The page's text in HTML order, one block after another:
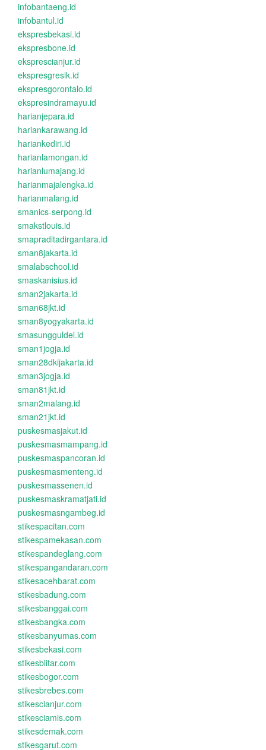
infobantaeng.id
infobantul.id
ekspresbekasi.id
ekspresbone.id
eksprescianjur.id
ekspresgresik.id
ekspresgorontalo.id
ekspresindramayu.id
harianjepara.id
hariankarawang.id
hariankediri.id
harianlamongan.id
harianlumajang.id
harianmajalengka.id
harianmalang.id
smanics-serpong.id
smakstlouis.id
smapraditadirgantara.id
sman8jakarta.id
smalabschool.id
smaskanisius.id
sman2jakarta.id
sman68jkt.id
sman8yogyakarta.id
smasungguldel.id
sman1jogja.id
sman28dkijakarta.id
sman3jogja.id
sman81jkt.id
sman2malang.id
sman21jkt.id
puskesmasjakut.id
puskesmasmampang.id
puskesmaspancoran.id
puskesmasmenteng.id
puskesmassenen.id
puskesmaskramatjati.id
puskesmasngambeg.id
stikespacitan.com
stikespamekasan.com
stikespandeglang.com
stikespangandaran.com
stikesacehbarat.com
stikesbadung.com
stikesbanggai.com
stikesbangka.com
stikesbanyumas.com
stikesbekasi.com
stikesblitar.com
stikesbogor.com
stikesbrebes.com
stikescianjur.com
stikesciamis.com
stikesdemak.com
stikesgarut.com